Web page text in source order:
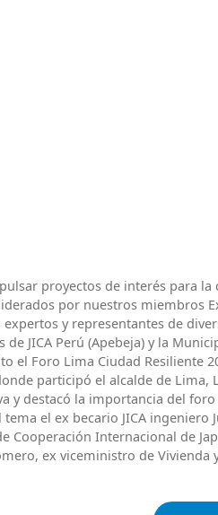
proyectos de interés para
por nuestros miembros
y representantes de
JICA Perú (Apebeja) y la
el Foro Lima Ciudad Resiliente
participó el alcalde de Lima,
y destacó la importancia del foro
el ex becario JICA ingeniero
Cooperación Internacional de
ex viceministro de Vivienda